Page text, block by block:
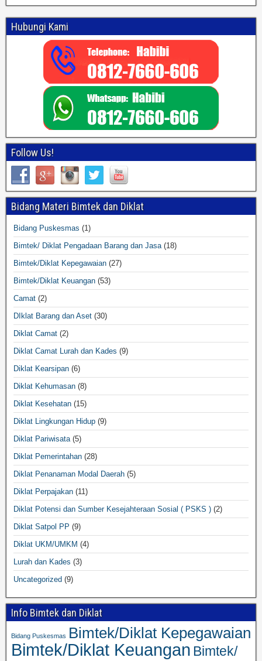
Hubungi Kami
Follow Us!
Bidang Materi Bimtek dan Diklat
Bidang Puskesmas (1)
Bimtek/ Diklat Pengadaan Barang dan Jasa (18)
Bimtek/Diklat Kepegawaian (27)
Bimtek/Diklat Keuangan (53)
Camat (2)
DIklat Barang dan Aset (30)
Diklat Camat (2)
Diklat Camat Lurah dan Kades (9)
Diklat Kearsipan (6)
Diklat Kehumasan (8)
Diklat Kesehatan (15)
Diklat Lingkungan Hidup (9)
Diklat Pariwisata (5)
Diklat Pemerintahan (28)
Diklat Penanaman Modal Daerah (5)
Diklat Perpajakan (11)
Diklat Potensi dan Sumber Kesejahteraan Sosial ( PSKS ) (2)
Diklat Satpol PP (9)
Diklat UKM/UMKM (4)
Lurah dan Kades (3)
Uncategorized (9)
Info Bimtek dan Diklat
Bidang Puskesmas Bimtek/Diklat Kepegawaian
Bimtek/Diklat Keuangan Bimtek/